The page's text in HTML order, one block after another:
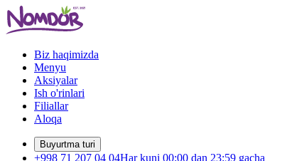
Biz haqimizda
Menyu
Aksiyalar
Ish o'rinlari
Filiallar
Aloqa
Buyurtma turi
+998 71 207 04 04Har kuni 00:00 dan 23:59 gacha